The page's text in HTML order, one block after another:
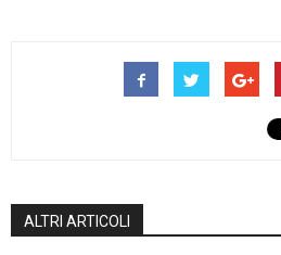
ALTRI ARTICOLI